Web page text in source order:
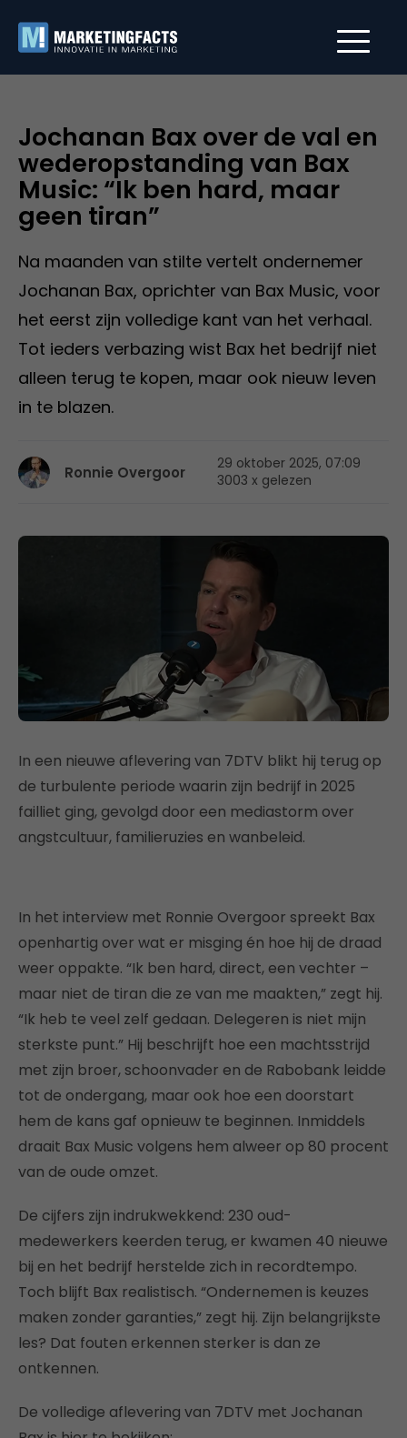
Jochanan Bax over de val en
wederopstanding van Bax
Music: “Ik ben hard, maar
geen tiran”
Na maanden van stilte vertelt ondernemer
Jochanan Bax, oprichter van Bax Music, voor
het eerst zijn volledige kant van het verhaal.
Tot ieders verbazing wist Bax het bedrijf niet
alleen terug te kopen, maar ook nieuw leven
in te blazen.
Ronnie Overgoor
29 oktober 2025, 07:09
3003 x gelezen
In een nieuwe aflevering van 7DTV blikt hij terug op
de turbulente periode waarin zijn bedrijf in 2025
failliet ging, gevolgd door een mediastorm over
angstcultuur, familieruzies en wanbeleid.
In het interview met Ronnie Overgoor spreekt Bax
openhartig over wat er misging én hoe hij de draad
weer oppakte. “Ik ben hard, direct, een vechter –
maar niet de tiran die ze van me maakten,” zegt hij.
“Ik heb te veel zelf gedaan. Delegeren is niet mijn
sterkste punt.” Hij beschrijft hoe een machtsstrijd
met zijn broer, schoonvader en de Rabobank leidde
tot de ondergang, maar ook hoe een doorstart
hem de kans gaf opnieuw te beginnen. Inmiddels
draait Bax Music volgens hem alweer op 80 procent
van de oude omzet.
De cijfers zijn indrukwekkend: 230 oud-
medewerkers keerden terug, er kwamen 40 nieuwe
bij en het bedrijf herstelde zich in recordtempo.
Toch blijft Bax realistisch. “Ondernemen is keuzes
maken zonder garanties,” zegt hij. Zijn belangrijkste
les? Dat fouten erkennen sterker is dan ze
ontkennen.
De volledige aflevering van 7DTV met Jochanan